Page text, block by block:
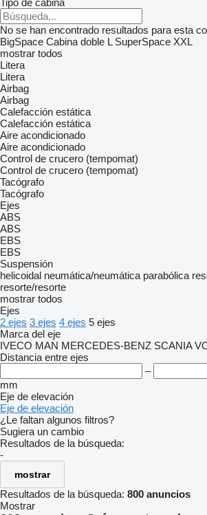
Tipo de cabina
No se han encontrado resultados para esta
BigSpace Cabina doble L SuperSpace XXL
mostrar todos
Litera
Litera
Airbag
Airbag
Calefacción estática
Calefacción estática
Aire acondicionado
Aire acondicionado
Control de crucero (tempomat)
Control de crucero (tempomat)
Tacógrafo
Tacógrafo
Ejes
ABS
ABS
EBS
EBS
Suspensión
helicoidal neumática/neumática parabólica
resorte/resorte
mostrar todos
Ejes
2 ejes 3 ejes 4 ejes 5 ejes
Marca del eje
IVECO MAN MERCEDES-BENZ SCANIA
Distancia entre ejes
–
mm
Eje de elevación
Eje de elevación
¿Le faltan algunos filtros?
Sugiera un cambio
Resultados de la búsqueda:
-
mostrar
Resultados de la búsqueda: 800 anuncios
Mostrar